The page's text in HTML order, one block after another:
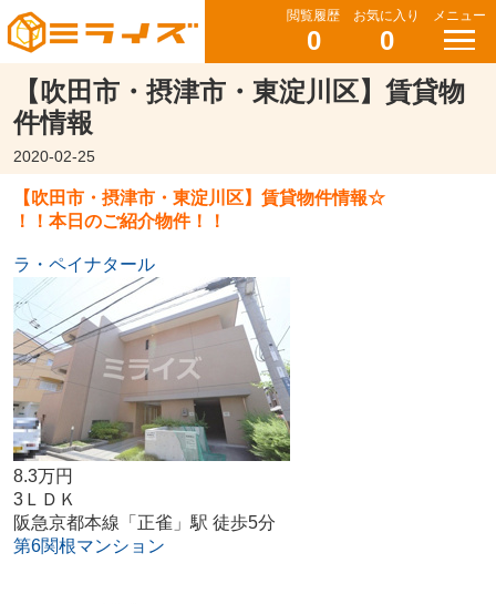
閲覧履歴
0
お気に入り
0
メニュー
【吹田市・摂津市・東淀川区】賃貸物
件情報
2020-02-25
【吹田市・摂津市・東淀川区】賃貸物件情報☆
！！本日のご紹介物件！！
ラ・ペイナタール
8.3万円
3ＬＤＫ
阪急京都本線「正雀」駅 徒歩5分
第6関根マンション